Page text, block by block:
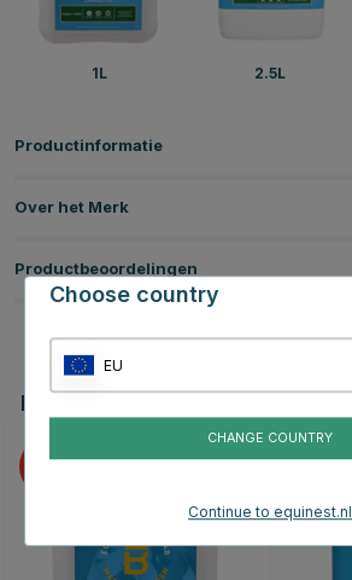
1L 2.5L
Productinformatie
Over het Merk
Productbeoordelingen
Dit vind je misschien ook leuk
10 10
Choose country
EU
CHANGE COUNTRY
Continue to equinest.nl